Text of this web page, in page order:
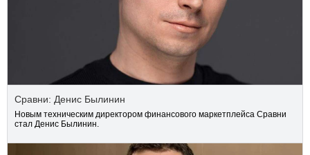
Сравни: Денис Былинин
Новым техническим директором финансового маркетплейса Сравни
стал Денис Былинин.